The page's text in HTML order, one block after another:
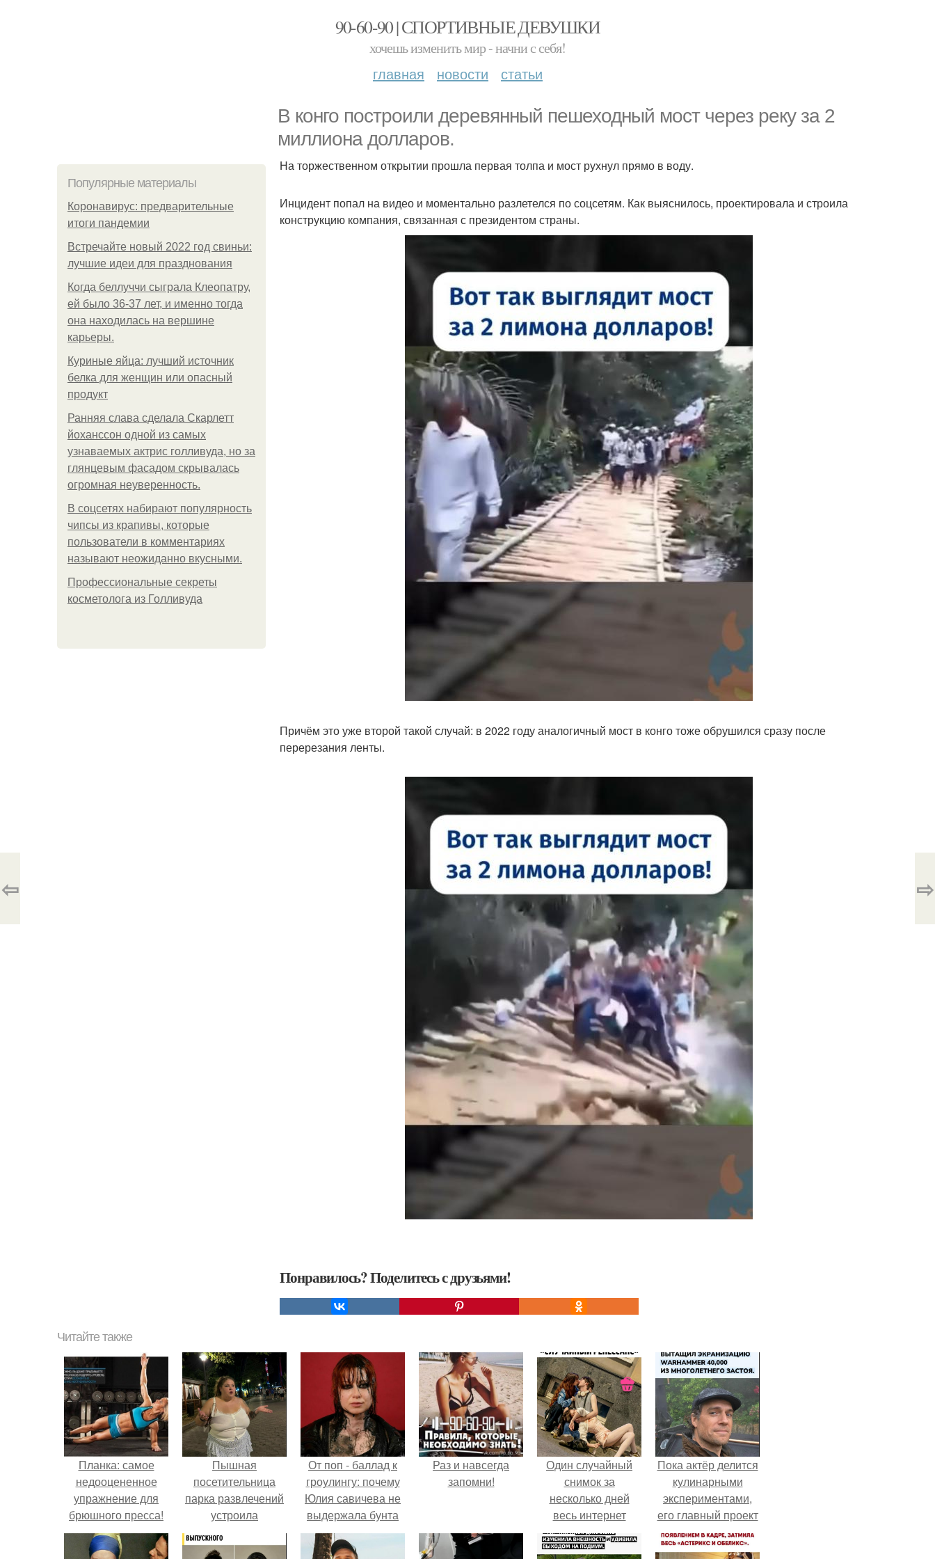
90-60-90 | СПОРТИВНЫЕ ДЕВУШКИ
хочешь изменить мир - начни с себя!
главная новости статьи
В конго построили деревянный пешеходный мост через реку за 2
миллиона долларов.
Популярные материалы
Коронавирус: предварительные
итоги пандемии
Встречайте новый 2022 год свиньи:
лучшие идеи для празднования
Когда беллуччи сыграла Клеопатру,
ей было 36-37 лет, и именно тогда
она находилась на вершине
карьеры.
Куриные яйца: лучший источник
белка для женщин или опасный
продукт
Ранняя слава сделала Скарлетт
йоханссон одной из самых
узнаваемых актрис голливуда, но за
глянцевым фасадом скрывалась
огромная неуверенность.
В соцсетях набирают популярность
чипсы из крапивы, которые
пользователи в комментариях
называют неожиданно вкусными.
Профессиональные секреты
косметолога из Голливуда
На торжественном открытии прошла первая толпа и мост рухнул прямо в воду.
Инцидент попал на видео и моментально разлетелся по соцсетям. Как выяснилось, проектировала и строила
конструкцию компания, связанная с президентом страны.
Причём это уже второй такой случай: в 2022 году аналогичный мост в конго тоже обрушился сразу после
перерезания ленты.
Понравилось? Поделитесь с друзьями!
⇦ ⇨
Читайте также
Планка: самое
недооцененное
упражнение для
брюшного пресса!
Пышная
посетительница
парка развлечений
устроила
обсуждение в
соцсетях после
От поп - баллад к
гроулингу: почему
Юлия савичева не
выдержала бунта
собственной
аудитории.
Раз и навсегда
запомни!
Один случайный
снимок за
несколько дней
весь интернет
облетел.
Пока актёр делится
кулинарными
экспериментами,
его главный проект
сделал серьёзный
шаг вперёд.